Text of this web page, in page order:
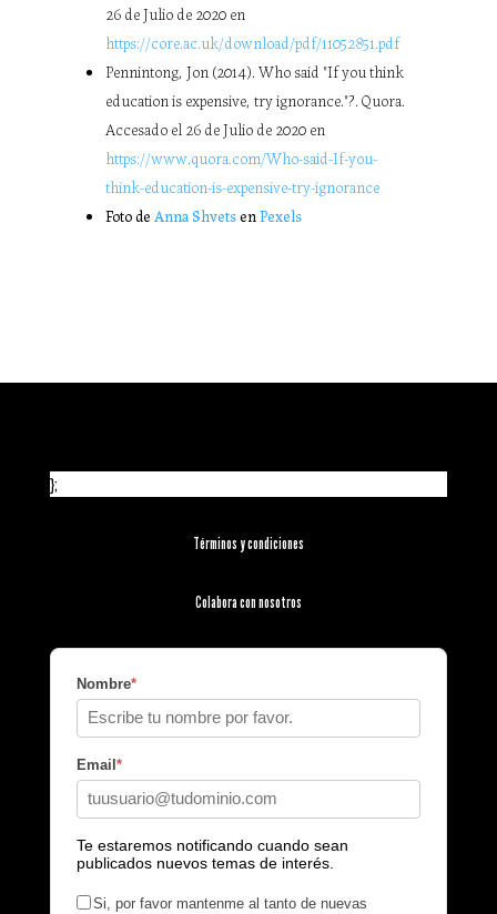
26 de Julio de 2020 en
https://core.ac.uk/download/pdf/11052851.pdf
Pennintong, Jon (2014). Who said "If you think
education is expensive, try ignorance."?. Quora.
Accesado el 26 de Julio de 2020 en
https://www.quora.com/Who-said-If-you-
think-education-is-expensive-try-ignorance
Foto de Anna Shvetsen Pexels
};
Términos y condiciones
Colabora con nosotros
Nombre*
Email *
Te estaremos notificando cuando sean
publicados nuevos temas de interés.
Si, por favor mantenme al tanto de nuevas